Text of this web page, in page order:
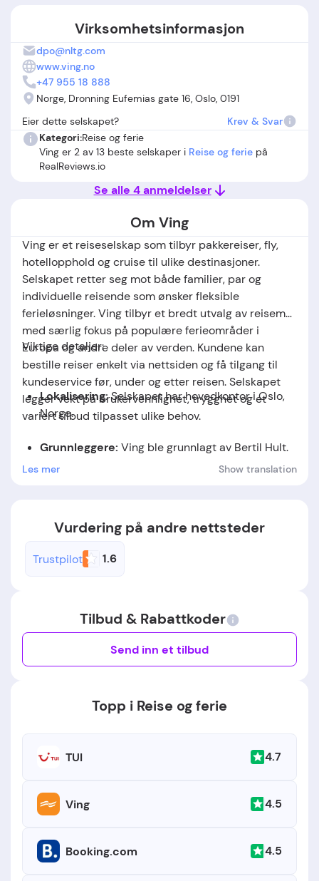
Virksomhetsinformasjon
dpo@nltg.com
www.ving.no
+47 955 18 888
Norge, Dronning Eufemias gate 16, Oslo, 0191
Eier dette selskapet?
Krev & Svar
Kategori:Reise og ferie
Ving er 2 av 13 beste selskaper i Reise og ferie på
RealReviews.io
Se alle 4 anmeldelser
Om Ving
Ving er et reiseselskap som tilbyr pakkereiser, fly,
hotellopphold og cruise til ulike destinasjoner.
Selskapet retter seg mot både familier, par og
individuelle reisende som ønsker fleksible
ferieløsninger. Ving tilbyr et bredt utvalg av reisemål,
med særlig fokus på populære ferieområder i
Europa og andre deler av verden. Kundene kan
bestille reiser enkelt via nettsiden og få tilgang til
kundeservice før, under og etter reisen. Selskapet
legger vekt på brukervennlighet, trygghet og et
variert tilbud tilpasset ulike behov.
Viktige detaljer:
Lokalisering:Selskapet har hovedkontor i Oslo,
Norge.
Grunnleggere: Ving ble grunnlagt av Bertil Hult.
Les mer Show translation
Vurdering på andre nettsteder
Trustpilot 1.6
Tilbud & Rabattkoder
Send inn et tilbud
Topp i Reise og ferie
TUI 4.7
Ving 4.5
Booking.com 4.5